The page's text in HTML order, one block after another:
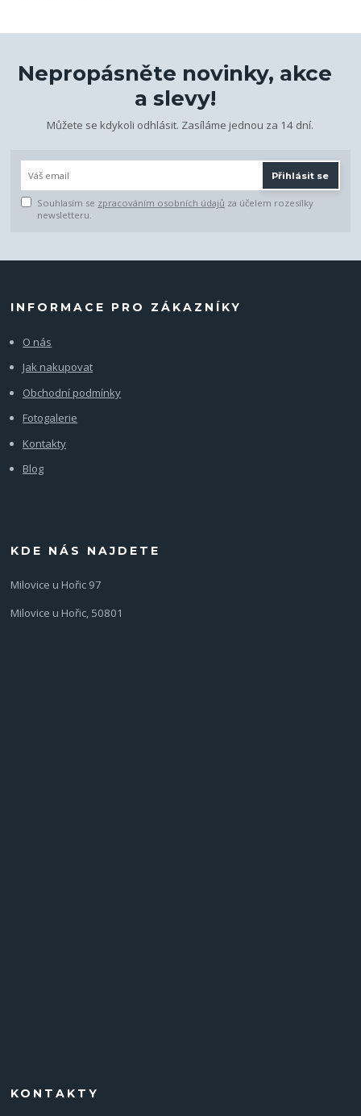
Nepropásněte novinky, akce
a slevy!
Můžete se kdykoli odhlásit. Zasíláme jednou za 14 dní.
Přihlásit se
Souhlasím se zpracováním osobních údajů za účelem rozesílky
newsletteru.
INFORMACE PRO ZÁKAZNÍKY
O nás
Jak nakupovat
Obchodní podmínky
Fotogalerie
Kontakty
Blog
KDE NÁS NAJDETE
Milovice u Hořic 97
Milovice u Hořic, 50801
KONTAKTY